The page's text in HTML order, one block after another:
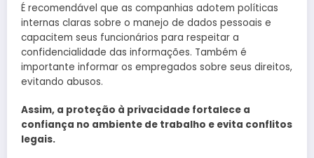
É recomendável que as companhias adotem políticas
internas claras sobre o manejo de dados pessoais e
capacitem seus funcionários para respeitar a
confidencialidade das informações. Também é
importante informar os empregados sobre seus direitos,
evitando abusos.
Assim, a proteção à privacidade fortalece a
confiança no ambiente de trabalho e evita conflitos
legais.